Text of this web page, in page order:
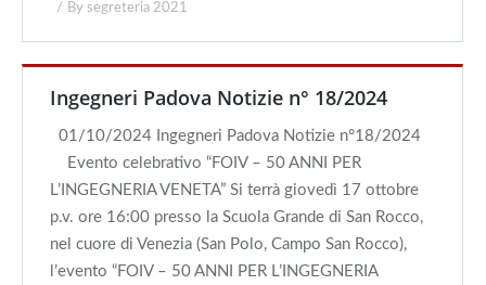
By segreteria 2021
Ingegneri Padova Notizie n° 18/2024
01/10/2024 Ingegneri Padova Notizie n°18/2024
Evento celebrativo “FOIV – 50 ANNI PER
L’INGEGNERIA VENETA” Si terrà giovedì 17 ottobre
p.v. ore 16:00 presso la Scuola Grande di San Rocco,
nel cuore di Venezia (San Polo, Campo San Rocco),
l’evento “FOIV – 50 ANNI PER L’INGEGNERIA